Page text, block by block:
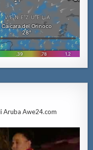
Aruba Awe24.com